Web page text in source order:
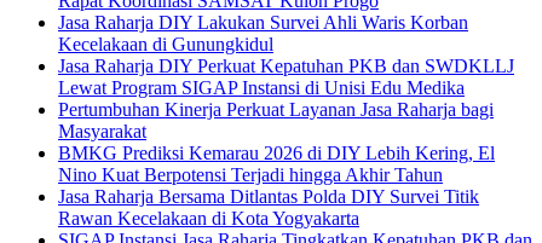
Jasa Raharja DIY Lakukan Survei Ahli Waris Korban
Kecelakaan di Gunungkidul
Jasa Raharja DIY Perkuat Kepatuhan PKB dan SWDKLLJ
Lewat Program SIGAP Instansi di Unisi Edu Medika
Pertumbuhan Kinerja Perkuat Layanan Jasa Raharja bagi
Masyarakat
BMKG Prediksi Kemarau 2026 di DIY Lebih Kering, El
Nino Kuat Berpotensi Terjadi hingga Akhir Tahun
Jasa Raharja Bersama Ditlantas Polda DIY Survei Titik
Rawan Kecelakaan di Kota Yogyakarta